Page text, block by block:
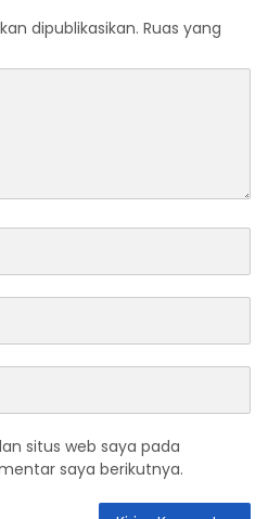
dipublikasikan. Ruas yang
situs web saya pada
saya berikutnya.